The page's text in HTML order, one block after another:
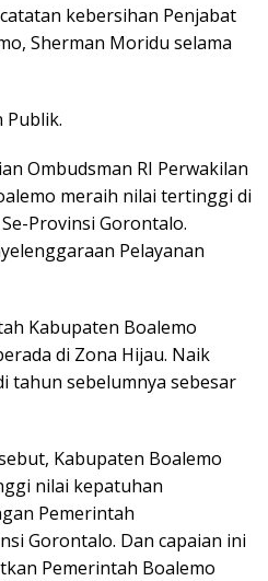
kebersihan Penjabat
Sherman Moridu selama
Publik.
Ombudsman RI Perwakilan
meraih nilai tertinggi di
Provinsi Gorontalo.
Pelayanan
Kabupaten Boalemo
di Zona Hijau. Naik
tahun sebelumnya sebesar
Kabupaten Boalemo
nilai kepatuhan
Pemerintah
Gorontalo. Dan capaian ini
Pemerintah Boalemo